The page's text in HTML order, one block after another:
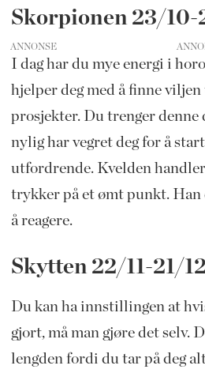
Skorpionen 23/10-
ANNONSE
I dag har du mye energi i
hjelper deg med å finne
prosjekter. Du trenger
nylig har vegret deg for å
utfordrende. Kvelden
trykker på et ømt punkt.
å reagere.
Skytten 22/11-21/12
Du kan ha innstillingen at
gjort, må man gjøre det selv.
lengden fordi du tar på deg